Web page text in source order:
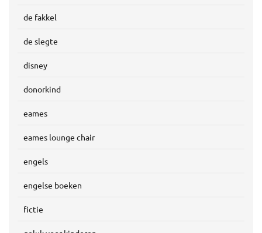
de fakkel
de slegte
disney
donorkind
eames
eames lounge chair
engels
engelse boeken
fictie